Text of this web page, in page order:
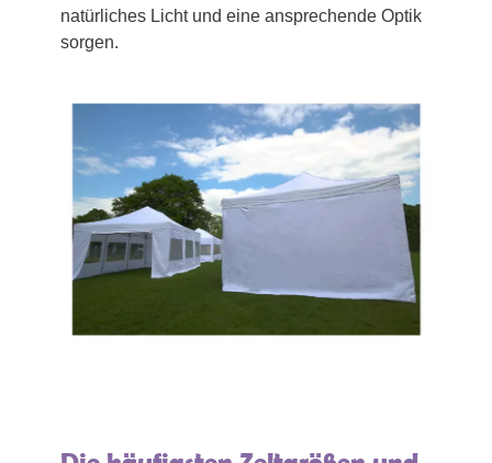
natürliches Licht und eine ansprechende Optik
sorgen.